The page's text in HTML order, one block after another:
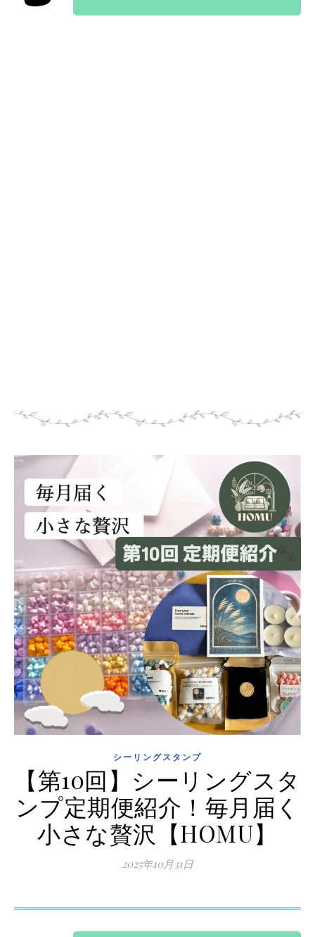
シーリングスタンプ
【第10回】シーリングスタ
ンプ定期便紹介！毎月届く
小さな贅沢【HOMU】
2025年10月31日